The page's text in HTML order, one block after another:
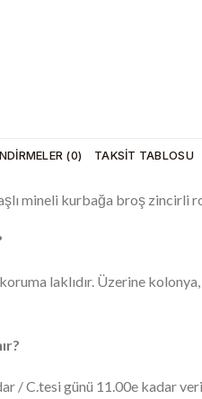
(0) TAKSIT TABLOSU
mineli kurbağa broş zincirli
laklıdır. Üzerine
/ C.tesi günü 11.00e kadar